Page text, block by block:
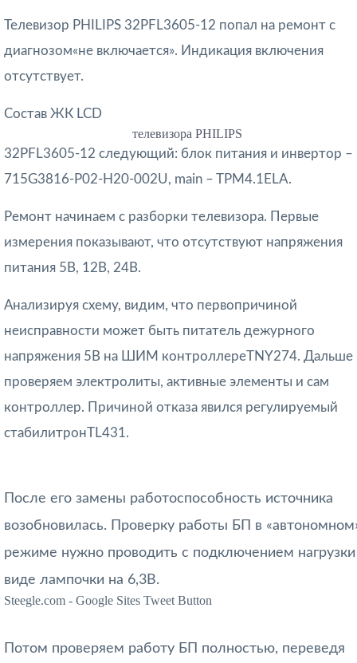
Телевизор PHILIPS 32PFL3605-12 попал на ремонт c
диагнозом«не включается». Индикация включения
отсутствует.
Состав ЖК LCD
телевизора PHILIPS
32PFL3605-12 следующий: блок питания и инвертор –
715G3816-P02-H20-002U, main – TPM4.1ELA.
Ремонт начинаем с разборки телевизора. Первые
измерения показывают, что отсутствуют напряжения
питания 5В, 12В, 24В.
Анализируя схему, видим, что первопричиной
неисправности может быть питатель дежурного
напряжения 5В на ШИМ контроллереTNY274. Дальше
проверяем электролиты, активные элементы и сам
контроллер. Причиной отказа явился регулируемый
стабилитронTL431.
После его замены работоспособность источника
возобновилась. Проверку работы БП в
режиме нужно проводить с подключением нагрузки
виде лампочки на 6,3В.
Steegle.com - Google Sites Tweet Button
Потом проверяем работу БП полностью, переведя